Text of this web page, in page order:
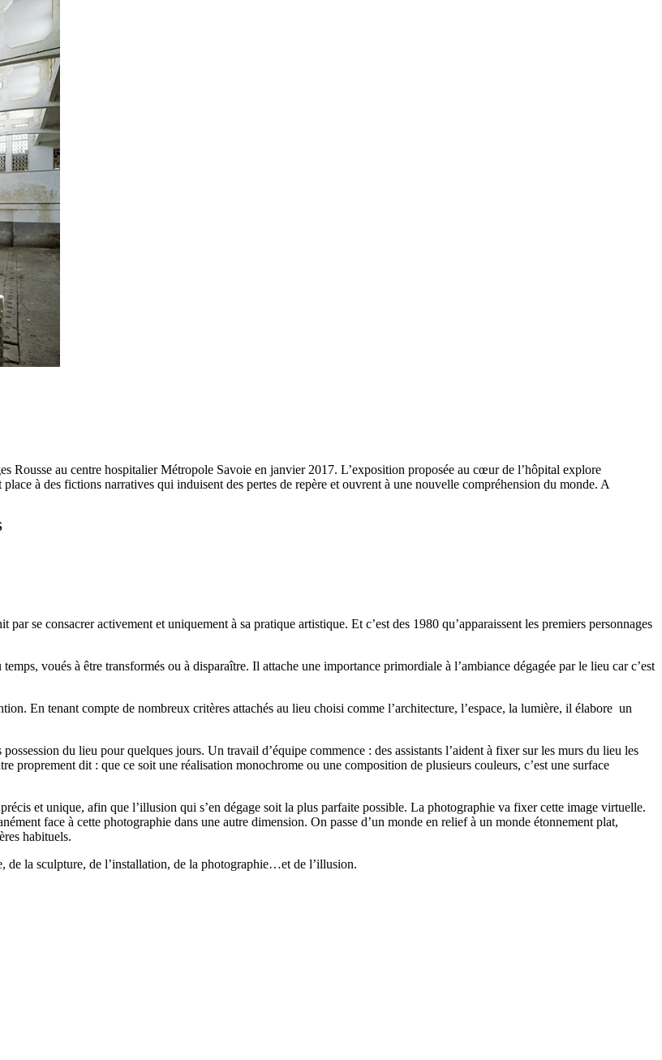
Rousse au centre hospitalier Métropole Savoie en janvier 2017. L’exposition proposée au cœur de l’hôpital explore
à des fictions narratives qui induisent des pertes de repère et ouvrent à une nouvelle compréhension du monde. A
se consacrer activement et uniquement à sa pratique artistique. Et c’est des 1980 qu’apparaissent les premiers personnages
voués à être transformés ou à disparaître. Il attache une importance primordiale à l’ambiance dégagée par le lieu car c’est
En tenant compte de nombreux critères attachés au lieu choisi comme l’architecture, l’espace, la lumière, il élabore un
du lieu pour quelques jours. Un travail d’équipe commence : des assistants l’aident à fixer sur les murs du lieu les
proprement dit : que ce soit une réalisation monochrome ou une composition de plusieurs couleurs, c’est une surface
et unique, afin que l’illusion qui s’en dégage soit la plus parfaite possible. La photographie va fixer cette image virtuelle.
face à cette photographie dans une autre dimension. On passe d’un monde en relief à un monde étonnement plat,
habituels.
de la sculpture, de l’installation, de la photographie…et de l’illusion.